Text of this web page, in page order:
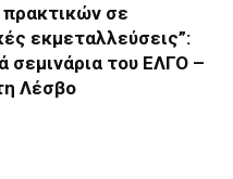
σε
εκμεταλλεύσεις”:
σεμινάρια του ΕΛΓΟ –
Λέσβο